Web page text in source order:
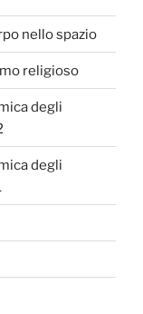
nello spazio
religioso
degli
degli